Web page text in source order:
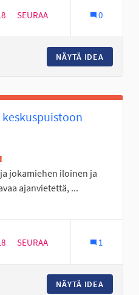
18 SEURAAJAA
SEURAA 0
NÄYTÄ IDEA
jokamiehen iloinen ja
ajanvietettä, ...
Itäinen Seinäjoki
18 SEURAAJAA
SEURAA 1
NÄYTÄ IDEA